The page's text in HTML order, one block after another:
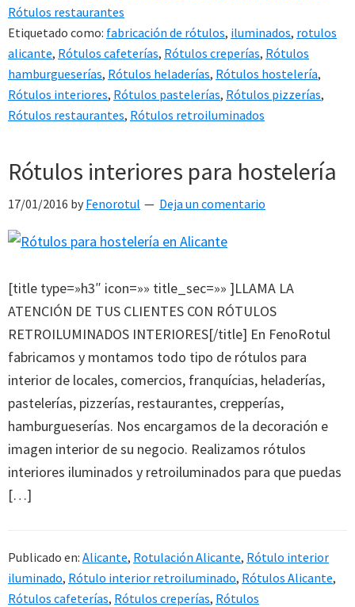
Rótulos restaurantes
Etiquetado como: fabricación de rótulos, iluminados, rotulos
alicante, Rótulos cafeterías, Rótulos creperías, Rótulos
hamburgueserías, Rótulos heladerías, Rótulos hostelería,
Rótulos interiores, Rótulos pastelerías, Rótulos pizzerías,
Rótulos restaurantes, Rótulos retroiluminados
Rótulos interiores para hostelería
17/01/2016 by Fenorotul Deja un comentario
[title type=»h3″ icon=»» title_sec=»» ]LLAMA LA
ATENCIÓN DE TUS CLIENTES CON RÓTULOS
RETROILUMINADOS INTERIORES[/title] En FenoRotul
fabricamos y montamos todo tipo de rótulos para
interior de locales, comercios, franquícias, heladerías,
pastelerías, pizzerías, restaurantes, crepperías,
hamburgueserías. Nos encargamos de la decoración e
imagen interior de su negocio. Realizamos rótulos
interiores iluminados y retroiluminados para que puedas
[…]
Publicado en: Alicante, Rotulación Alicante, Rótulo interior
iluminado, Rótulo interior retroiluminado, Rótulos Alicante,
Rótulos cafeterías, Rótulos creperías, Rótulos